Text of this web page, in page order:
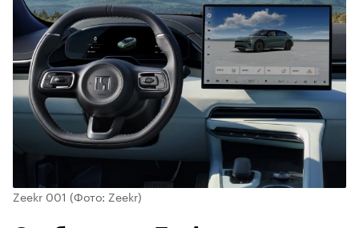
Zeekr 001 (Фото: Zeekr)